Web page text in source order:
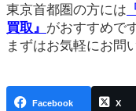
東京首都圏の方には
買取』 がおすすめで
まずはお気軽にお問
Facebook X